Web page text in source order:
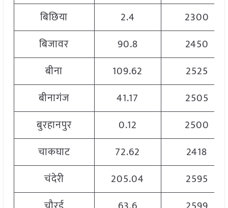
बिछिया
2.4
2300
बिजावर
90.8
2450
बीना
109.62
2525
बीनागंज
41.17
2505
बुरहानपुर
0.12
2500
चाकघाट
72.62
2418
चंदेरी
205.04
2595